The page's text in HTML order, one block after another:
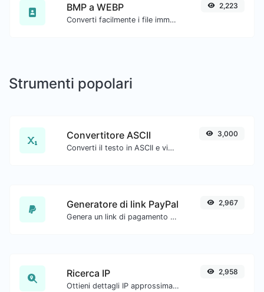
BMP a WEBP
Converti facilmente i file immagine BMP in WEBP.
2,223
Strumenti popolari
Convertitore ASCII
Converti il testo in ASCII e viceversa per qualsiasi input di stringa.
3,000
Generatore di link PayPal
Genera un link di pagamento PayPal con facilità.
2,967
Ricerca IP
Ottieni dettagli IP approssimativi.
2,958